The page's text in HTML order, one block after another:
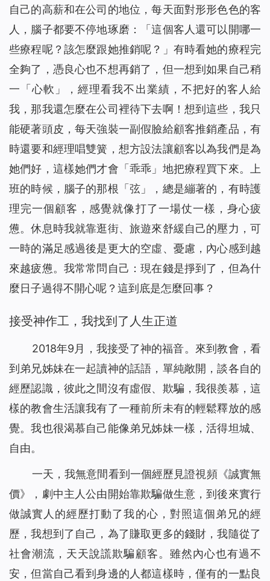
自己的高薪和在公司的地位，每天面對形形色色的客
人，腦子都要不停地琢磨：「這個客人還可以開哪一
些療程呢？該怎麼跟她推銷呢？」有時看她的療程完
全夠了，憑良心也不想再銷了，但一想到如果自己稍
一「心軟」，經理看我不出業績，不把好的客人給
我，那我還怎麼在公司裡待下去啊！想到這些，我只
能硬著頭皮，每天強裝一副假臉給顧客推銷產品，有
時還要和經理唱雙簧，想方設法讓顧客以為我們是為
她們好，這樣她們才會「乖乖」地把療程買下來。上
班的時候，腦子的那根「弦」，總是繃著的，有時護
理完一個顧客，感覺就像打了一場仗一樣，身心疲
憊。休息時我就靠逛街、旅遊來舒緩自己的壓力，可
一時的滿足感過後是更大的空虛、憂慮，內心感到越
來越疲憊。我常常問自己：現在錢是掙到了，但為什
麼日子過得不開心呢？這到底是怎麼回事？
接受神作工，我找到了人生正道
2018年9月，我接受了神的福音。來到教會，看
到弟兄姊妹在一起讀神的話語，單純敞開，談各自的
經歷認識，彼此之間沒有虛假、欺騙，我很羨慕，這
樣的教會生活讓我有了一種前所未有的輕鬆釋放的感
覺。我也很渴慕自己能像弟兄姊妹一樣，活得坦城、
自由。
一天，我無意間看到一個經歷見證視頻《誠實無
價》，劇中主人公由開始靠欺騙做生意，到後來實行
做誠實人的經歷打動了我的心，對照這個弟兄的經
歷，我想到了自己，為了賺取更多的錢財，我隨從了
社會潮流，天天說謊欺騙顧客。雖然內心也有過不
安，但當自己看到身邊的人都這樣時，僅有的一點良